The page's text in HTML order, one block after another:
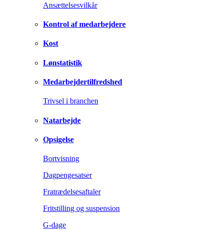
Ansættelsesvilkår
Kontrol af medarbejdere
Kost
Lønstatistik
Medarbejdertilfredshed
Trivsel i branchen
Natarbejde
Opsigelse
Bortvisning
Dagpengesatser
Fratrædelsesaftaler
Fritstilling og suspension
G-dage